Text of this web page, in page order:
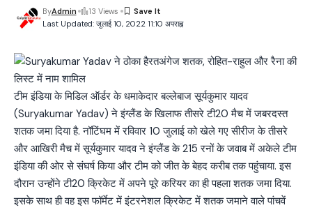
Last Updated: जुलाई 10, 2022 11:10 अपराह्न
ByAdmin 13 Views
टीम इंडिया के मिडिल ऑर्डर के धमाकेदार बल्लेबाज सूर्यकुमार यादव
(Suryakumar Yadav) ने इंग्लैंड के खिलाफ तीसरे टी20 मैच में जबरदस्त
शतक जमा दिया है. नॉटिंघम में रविवार 10 जुलाई को खेले गए सीरीज के तीसरे
और आखिरी मैच में सूर्यकुमार यादव ने इंग्लैंड के 215 रनों के जवाब में अकेले टीम
इंडिया की ओर से संघर्ष किया और टीम को जीत के बेहद करीब तक पहुंचाया. इस
दौरान उन्होंने टी20 क्रिकेट में अपने पूरे करियर का ही पहला शतक जमा दिया.
इसके साथ ही वह इस फॉर्मेट में इंटरनेशल क्रिकेट में शतक जमाने वाले पांचवें